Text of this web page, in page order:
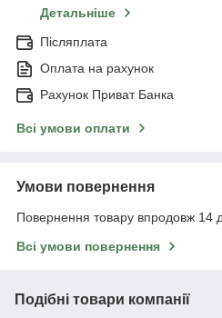
Детальніше
Післяплата
Оплата на рахунок
Рахунок Приват Банка
Всі умови оплати
Умови повернення
Повернення товару впродовж 14
Всі умови повернення
Подібні товари компанії